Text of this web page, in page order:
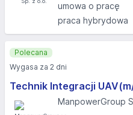
umowa o pracę
praca hybrydowa
Technik Integracji
ManpowerGroup
Polecana
Wygasa za 2 dni